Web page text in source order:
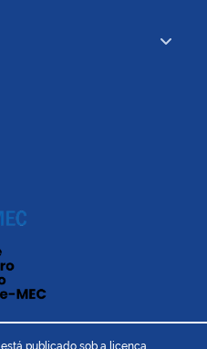
publicado sob a licença